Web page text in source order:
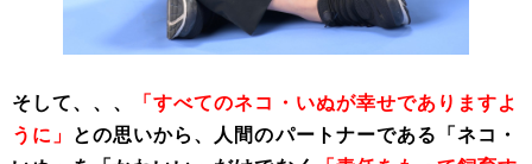
そして、、、
「すべてのネコ・いぬが幸せでありますよ
うに」
との思いから、人間のパートナーである「ネコ・